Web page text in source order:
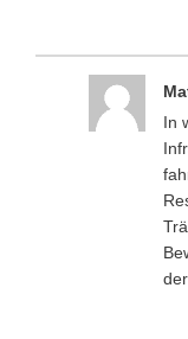
In